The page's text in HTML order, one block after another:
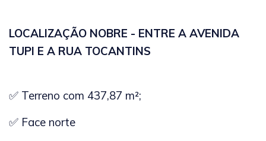
LOCALIZAÇÃO NOBRE - ENTRE A AVENIDA
TUPI E A RUA TOCANTINS
✅ Terreno com 437,87 m²;
✅ Face norte